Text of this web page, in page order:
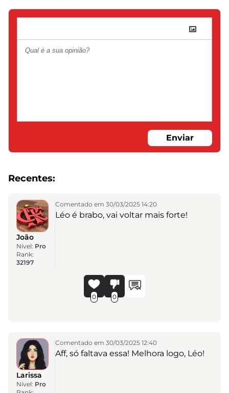
Enviar
Recentes:
João
Nível: Pro
Rank:
32197
Comentado em 30/03/2025 14:20
Léo é brabo, vai voltar mais forte!
0 0
Larissa
Nível: Pro
Comentado em 30/03/2025 12:40
Aff, só faltava essa! Melhora logo, Léo!